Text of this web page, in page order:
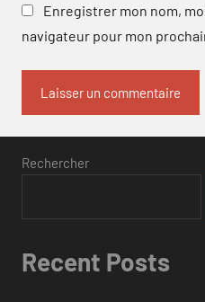
Enregistrer mon nom,
navigateur pour mon
Rechercher
Recent Posts